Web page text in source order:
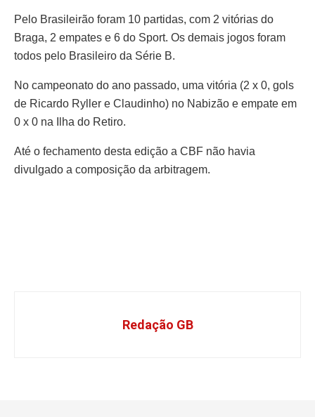
Pelo Brasileirão foram 10 partidas, com 2 vitórias do
Braga, 2 empates e 6 do Sport. Os demais jogos foram
todos pelo Brasileiro da Série B.
No campeonato do ano passado, uma vitória (2 x 0, gols
de Ricardo Ryller e Claudinho) no Nabizão e empate em
0 x 0 na Ilha do Retiro.
Até o fechamento desta edição a CBF não havia
divulgado a composição da arbitragem.
Redação GB